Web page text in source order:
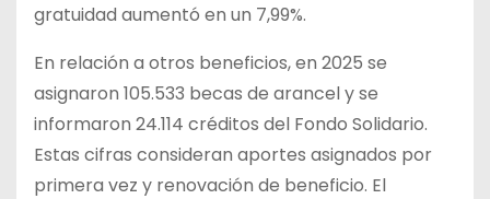
gratuidad aumentó en un 7,99%.
En relación a otros beneficios, en 2025 se
asignaron 105.533 becas de arancel y se
informaron 24.114 créditos del Fondo Solidario.
Estas cifras consideran aportes asignados por
primera vez y renovación de beneficio. El